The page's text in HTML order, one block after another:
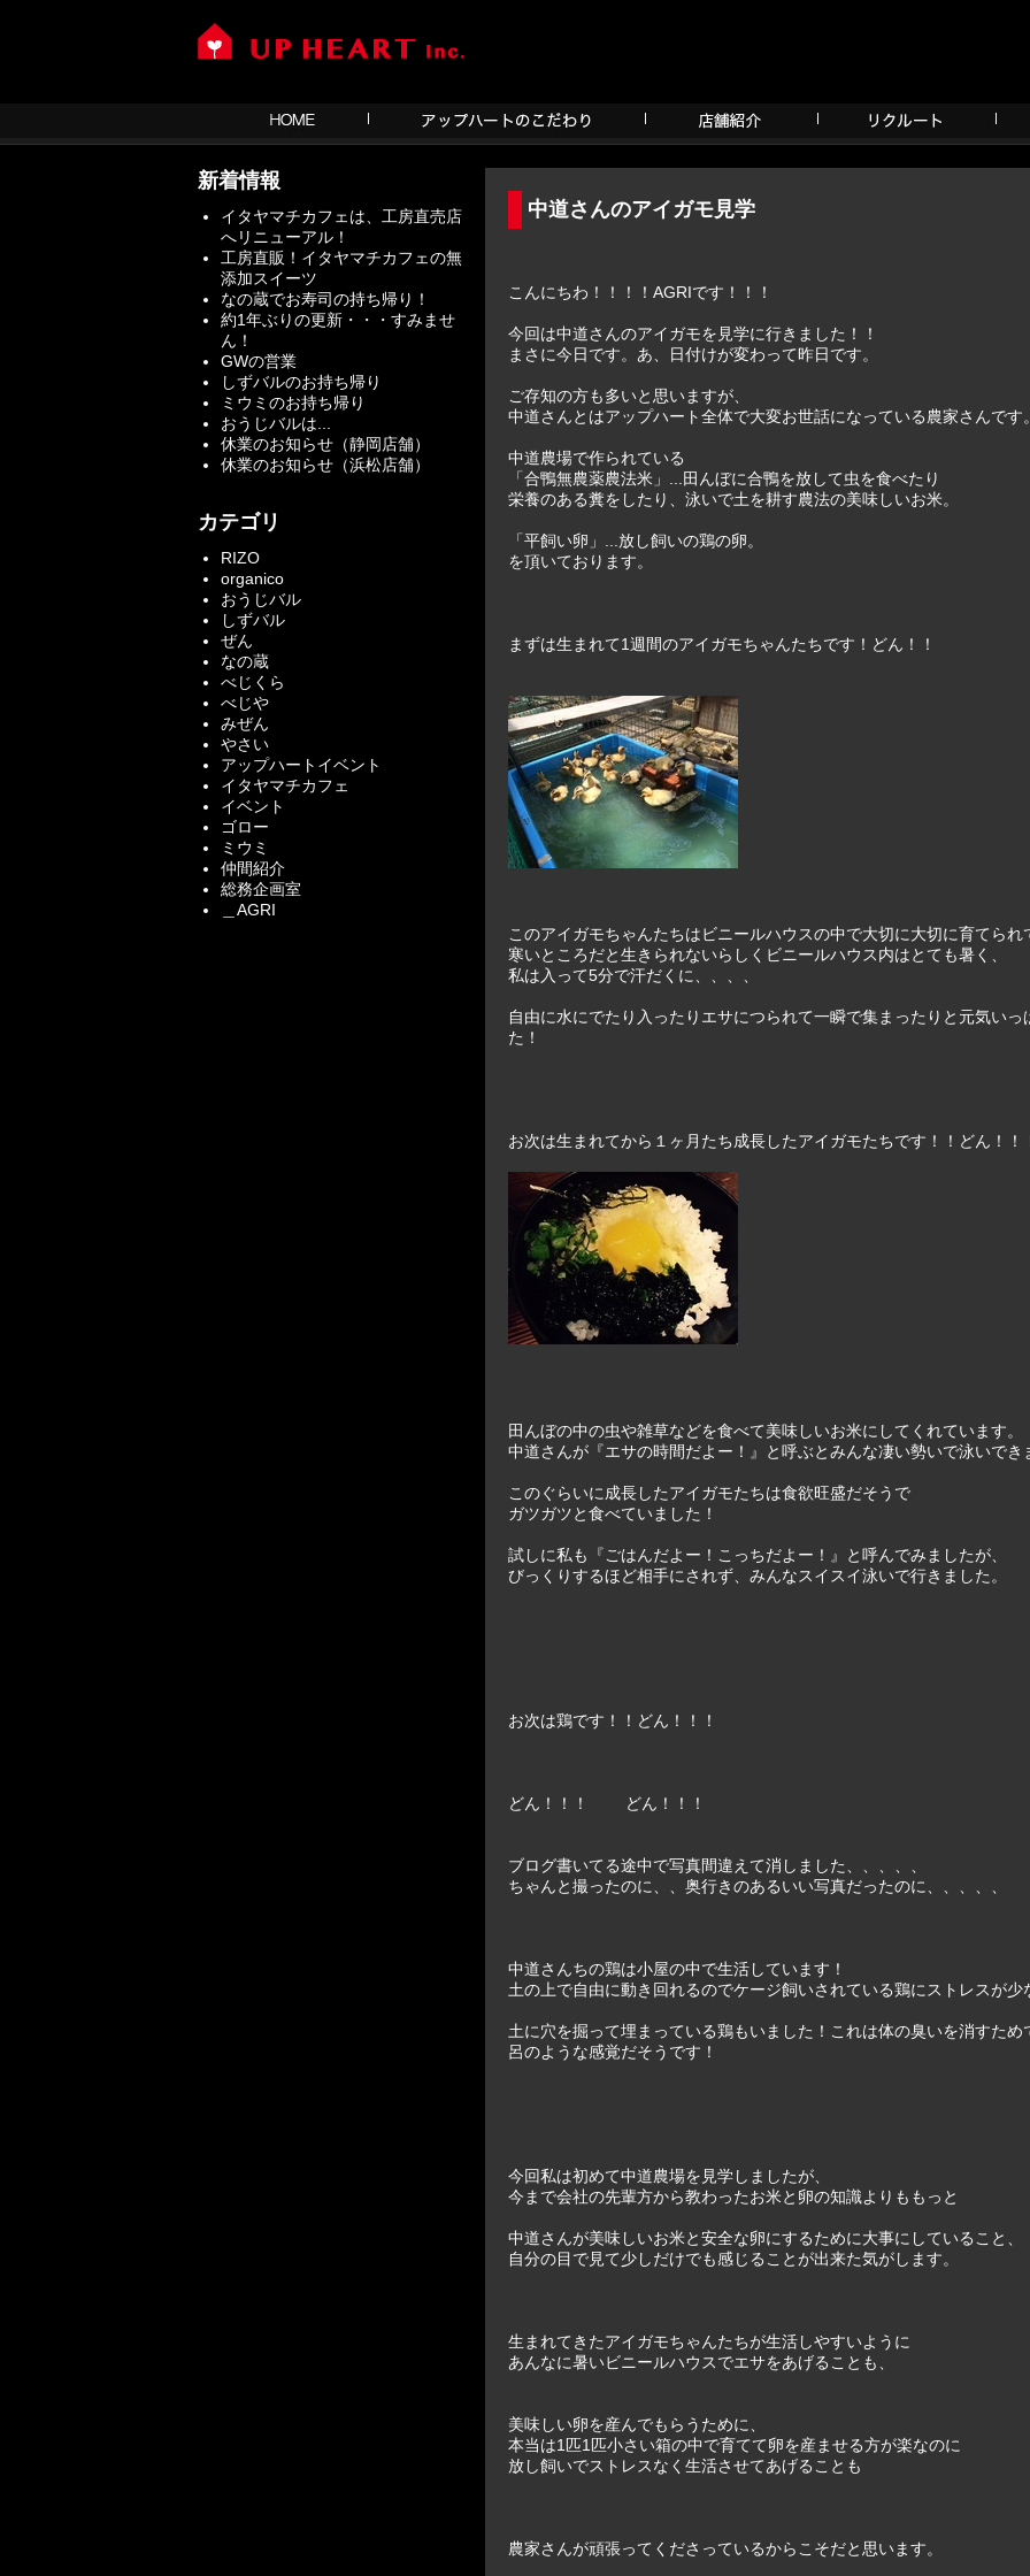
中道さんのアイガモ見学
こんにちわ！！！！AGRIです！！！
今回は中道さんのアイガモを見学に行きました！！
まさに今日です。あ、日付けが変わって昨日です。
ご存知の方も多いと思いますが、
中道さんとはアップハート全体で大変お世話になっている農家さんです。
中道農場で作られている
「合鴨無農薬農法米」...田んぼに合鴨を放して虫を食べたり
栄養のある糞をしたり、泳いで土を耕す農法の美味しいお米。
「平飼い卵」...放し飼いの鶏の卵。
を頂いております。
まずは生まれて1週間のアイガモちゃんたちです！どん！！
このアイガモちゃんたちはビニールハウスの中で大切に大切に育てられ
寒いところだと生きられないらしくビニールハウス内はとても暑く、
私は入って5分で汗だくに、、、、
自由に水にでたり入ったりエサにつられて一瞬で集まったりと元気いっ
た！
お次は生まれてから１ヶ月たち成長したアイガモたちです！！どん！！
田んぼの中の虫や雑草などを食べて美味しいお米にしてくれています。
中道さんが『エサの時間だよー！』と呼ぶとみんな凄い勢いで泳いでき
このぐらいに成長したアイガモたちは食欲旺盛だそうで
ガツガツと食べていました！
試しに私も『ごはんだよー！こっちだよー！』と呼んでみましたが、
びっくりするほど相手にされず、みんなスイスイ泳いで行きました。
お次は鶏です！！どん！！！
どん！！！ どん！！！
ブログ書いてる途中で写真間違えて消しました、、、、、
ちゃんと撮ったのに、、奥行きのあるいい写真だったのに、、、、、
中道さんちの鶏は小屋の中で生活しています！
土の上で自由に動き回れるのでケージ飼いされている鶏にストレスが少
土に穴を掘って埋まっている鶏もいました！これは体の臭いを消すため
呂のような感覚だそうです！
今回私は初めて中道農場を見学しましたが、
今まで会社の先輩方から教わったお米と卵の知識よりももっと
中道さんが美味しいお米と安全な卵にするために大事にしていること、
自分の目で見て少しだけでも感じることが出来た気がします。
生まれてきたアイガモちゃんたちが生活しやすいように
あんなに暑いビニールハウスでエサをあげることも、
美味しい卵を産んでもらうために、
本当は1匹1匹小さい箱の中で育てて卵を産ませる方が楽なのに
放し飼いでストレスなく生活させてあげることも
農家さんが頑張ってくださっているからこそだと思います。
新着情報
イタヤマチカフェは、工房直売店
へリニューアル！
工房直販！イタヤマチカフェの無
添加スイーツ
なの蔵でお寿司の持ち帰り！
約1年ぶりの更新・・・すみませ
ん！
GWの営業
しずバルのお持ち帰り
ミウミのお持ち帰り
おうじバルは...
休業のお知らせ（静岡店舗）
休業のお知らせ（浜松店舗）
カテゴリ
RIZO
organico
おうじバル
しずバル
ぜん
なの蔵
べじくら
べじや
みぜん
やさい
アップハートイベント
イタヤマチカフェ
イベント
ゴロー
ミウミ
仲間紹介
総務企画室
＿AGRI